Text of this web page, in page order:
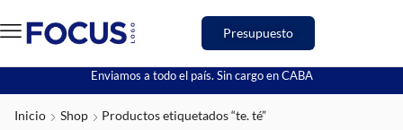
Presupuesto
Enviamos a todo el país. Sin cargo en CABA
Inicio Shop Productos etiquetados “te. té”